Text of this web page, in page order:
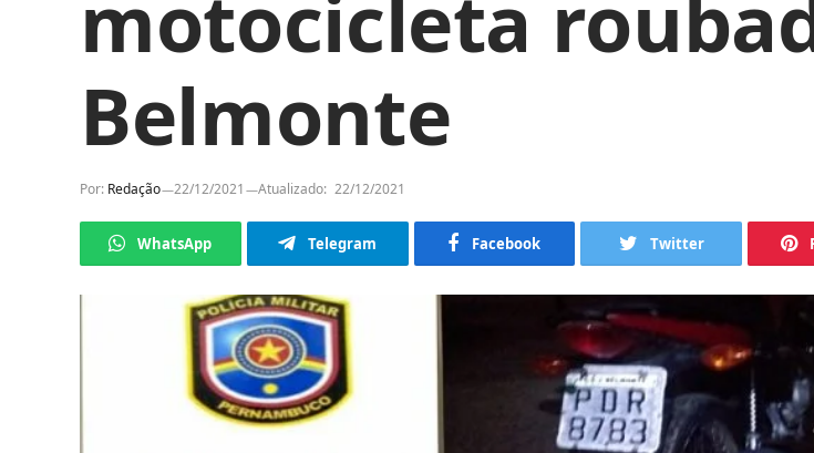
motocicleta
Belmonte
Por: Redação 22/12/2021 Atualizado: 22/12/2021
WhatsApp Telegram Facebook Twitter